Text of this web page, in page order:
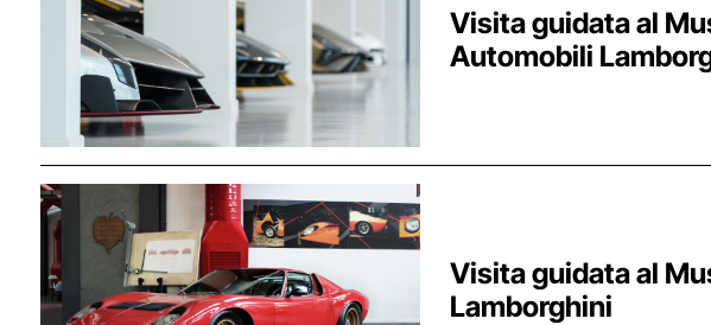
Visita guidata al
Automobili
Visita guidata al
Lamborghini